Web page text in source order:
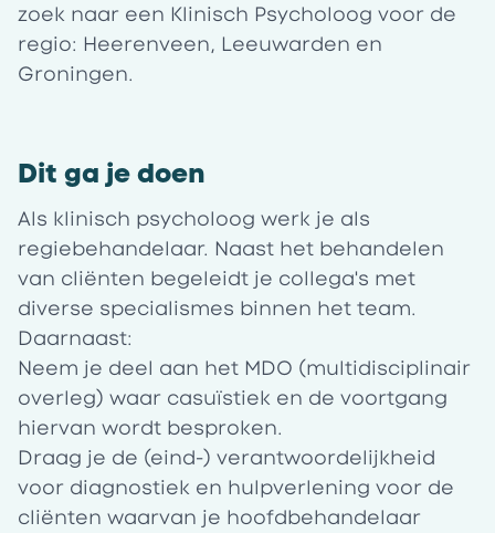
zoek naar een Klinisch Psycholoog voor de
regio: Heerenveen, Leeuwarden en
Groningen.
Dit ga je doen
Als klinisch psycholoog werk je als
regiebehandelaar. Naast het behandelen
van cliënten begeleidt je collega's met
diverse specialismes binnen het team.
Daarnaast:
Neem je deel aan het MDO (multidisciplinair
overleg) waar casuïstiek en de voortgang
hiervan wordt besproken.
Draag je de (eind-) verantwoordelijkheid
voor diagnostiek en hulpverlening voor de
cliënten waarvan je hoofdbehandelaar